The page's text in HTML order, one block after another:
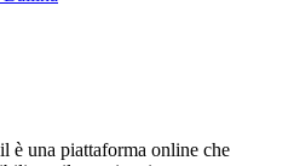
è una piattaforma online che